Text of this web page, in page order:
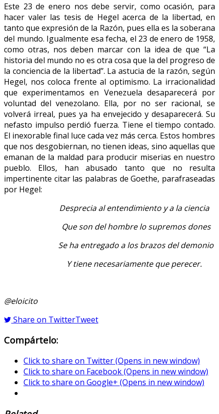
Este 23 de enero nos debe servir, como ocasión, para
hacer valer las tesis de Hegel acerca de la libertad, en
tanto que expresión de la Razón, pues ella es la soberana
del mundo. Igualmente esa fecha, el 23 de enero de 1958,
como otras, nos deben marcar con la idea de que “La
historia del mundo no es otra cosa que la del progreso de
la conciencia de la libertad”. La astucia de la razón, según
Hegel, nos coloca frente al optimismo. La irracionalidad
que experimentamos en Venezuela desaparecerá por
voluntad del venezolano. Ella, por no ser racional, se
volverá irreal, pues ya ha envejecido y desaparecerá. Su
nefasto impulso perdió fuerza. Tiene el tiempo contado.
El inexorable final luce cada vez más cerca. Estos hombres
que nos desgobiernan, no tienen ideas, sino aquellas que
emanan de la maldad para producir miserias en nuestro
pueblo. Ellos, han abusado tanto que no resulta
impertinente citar las palabras de Goethe, parafraseadas
por Hegel:
Desprecia al entendimiento y a la ciencia
Que son del hombre lo supremos dones
Se ha entregado a los brazos del demonio
Y tiene necesariamente que perecer.
@eloicito
Share on TwitterTweet
Compártelo:
Click to share on Twitter (Opens in new window)
Click to share on Facebook (Opens in new window)
Click to share on Google+ (Opens in new window)